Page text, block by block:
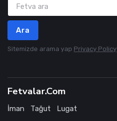
Ara
Sitemizde arama yap Privacy Policy
Fetvalar.Com
İman Tağut Lugat